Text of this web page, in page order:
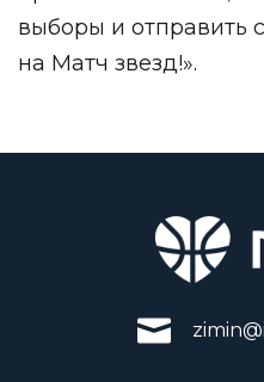
выборы и отправить
на Матч звезд!».